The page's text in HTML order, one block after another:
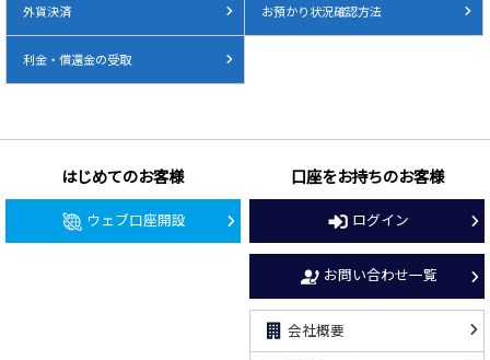
外貨決済 お預かり状況確認方法
利金・償還金の受取
はじめてのお客様
ウェブ口座開設
口座をお持ちのお客様
ログイン
お問い合わせ一覧
会社概要